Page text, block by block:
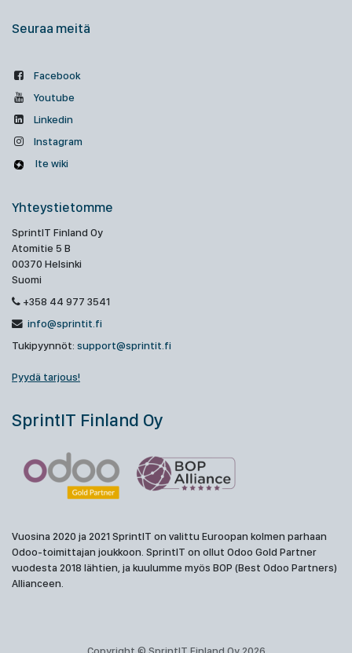
Seuraa meitä
Facebook
Youtube
Linkedin
Instagram
Ite wiki
Yhteystietomme
SprintIT Finland Oy
Atomitie 5 B
00370 Helsinki
Suomi
+358 44 977 3541
info@sprintit.fi
Tukipyynnöt: support@sprintit.fi
Pyydä tarjous!
SprintIT Finland Oy
Vuosina 2020 ja 2021 SprintIT on valittu Euroopan kolmen parhaan
Odoo-toimittajan joukkoon. SprintIT on ollut Odoo Gold Partner
vuodesta 2018 lähtien, ja kuulumme myös BOP (Best Odoo Partners)
Allianceen.
Copyright © SprintIT Finland Oy 2026